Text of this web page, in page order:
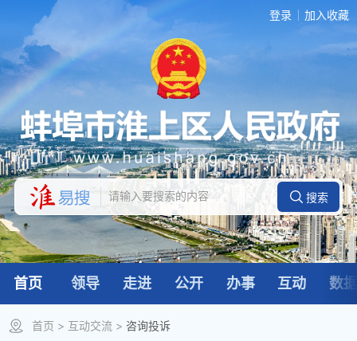
登录 加入收藏
首页 领导 走进 公开 办事 互动 数
首页 > 互动交流 > 咨询投诉